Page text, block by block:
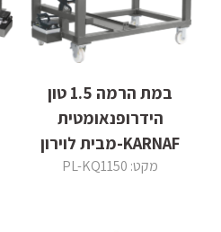
במת הרמה 1.5 טון
הידרופנאומטית
KARNAF-מבית לוירון
מקט: PL-KQ1150